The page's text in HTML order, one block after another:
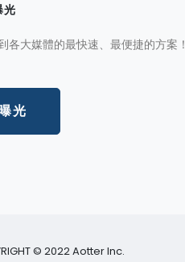
光
各大媒體的最快速、最便捷的方案！
光
© 2022 Aotter Inc.